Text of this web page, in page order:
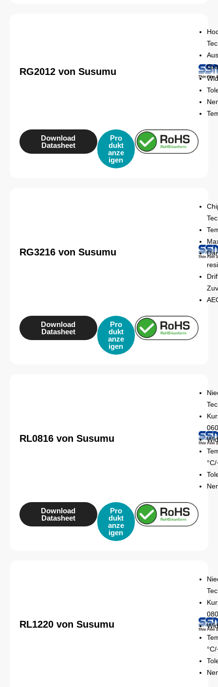
RG2012 von Susumu
Pro
dukt
anze
igen
Download
Datasheet
RG3216 von Susumu
Pro
dukt
anze
igen
Download
Datasheet
RL0816 von Susumu
Pro
dukt
anze
igen
Download
Datasheet
RL1220 von Susumu